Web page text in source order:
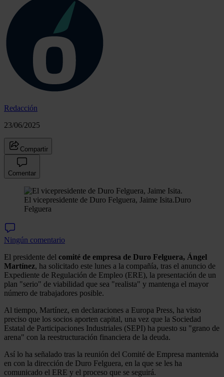
Redacción
23/06/2025
Compartir
Comentar
El vicepresidente de Duro Felguera, Jaime Isita.Duro
Felguera
Ningún comentario
El presidente del comité de empresa de Duro Felguera, Ángel
Martínez, ha solicitado este lunes a la compañía, tras el anuncio de
Expediente de Regulación de Empleo (ERE), la presentación de un
plan "serio" de viabilidad que sea "realista" y mantenga el mayor
número de trabajadores posible.
Al tiempo, Martínez, en declaraciones a Europa Press, ha visto
preciso que los socios aporten capital, una vez que la Sociedad
Estatal de Participaciones Industriales (SEPI) ha puesto su "grano de
arena" con la reestructuración financiera de la deuda.
Así lo ha señalado tras la reunión del Comité de Empresa mantenida
en con la dirección de Duro Felguera, en la que se les ha
comunicado el ERE y el proceso que se seguirá.